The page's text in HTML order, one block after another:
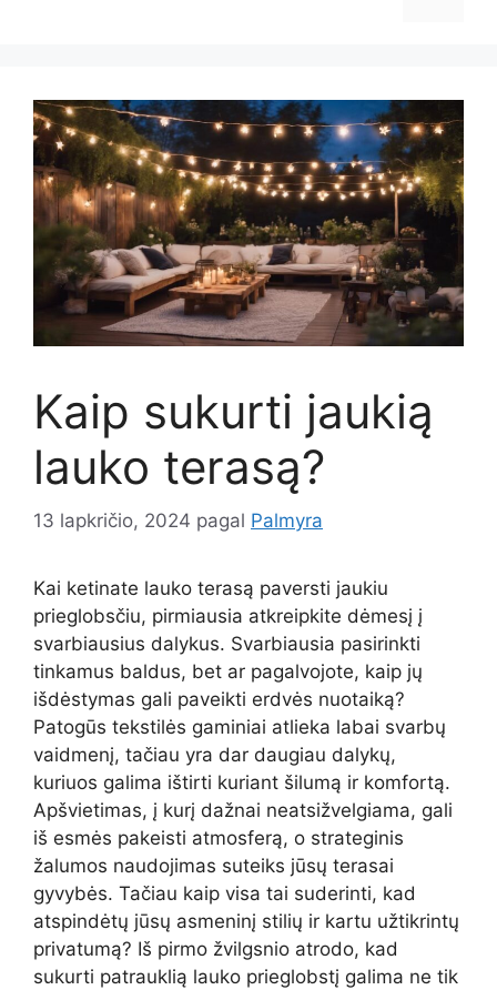
Kaip sukurti jaukią
lauko terasą?
13 lapkričio, 2024 pagal Palmyra
Kai ketinate lauko terasą paversti jaukiu
prieglobsčiu, pirmiausia atkreipkite dėmesį į
svarbiausius dalykus. Svarbiausia pasirinkti
tinkamus baldus, bet ar pagalvojote, kaip jų
išdėstymas gali paveikti erdvės nuotaiką?
Patogūs tekstilės gaminiai atlieka labai svarbų
vaidmenį, tačiau yra dar daugiau dalykų,
kuriuos galima ištirti kuriant šilumą ir komfortą.
Apšvietimas, į kurį dažnai neatsižvelgiama, gali
iš esmės pakeisti atmosferą, o strateginis
žalumos naudojimas suteiks jūsų terasai
gyvybės. Tačiau kaip visa tai suderinti, kad
atspindėtų jūsų asmeninį stilių ir kartu užtikrintų
privatumą? Iš pirmo žvilgsnio atrodo, kad
sukurti patrauklią lauko prieglobstį galima ne tik